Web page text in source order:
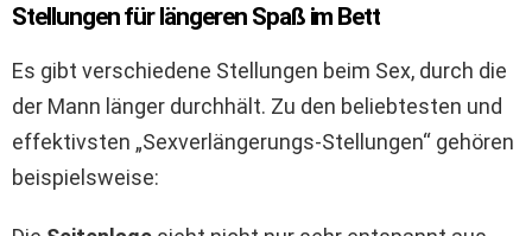
Stellungen für längeren Spaß im Bett
Es gibt verschiedene Stellungen beim Sex, durch die
der Mann länger durchhält. Zu den beliebtesten und
effektivsten „Sexverlängerungs-Stellungen“ gehören
beispielsweise: